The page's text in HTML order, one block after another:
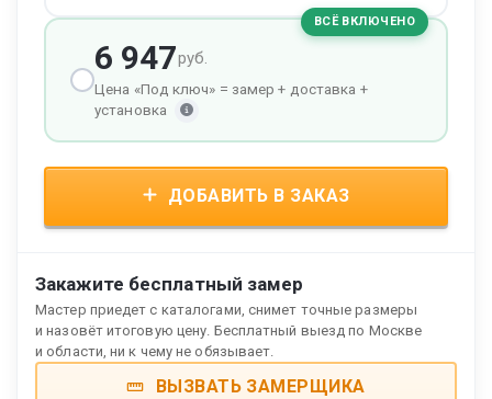
ВСЁ ВКЛЮЧЕНО
6 947руб.
Цена «Под ключ» = замер + доставка +
установка
ДОБАВИТЬ В ЗАКАЗ
Закажите бесплатный замер
Мастер приедет с каталогами, снимет точные размеры
и назовёт итоговую цену. Бесплатный выезд по Москве
и области, ни к чему не обязывает.
ВЫЗВАТЬ ЗАМЕРЩИКА